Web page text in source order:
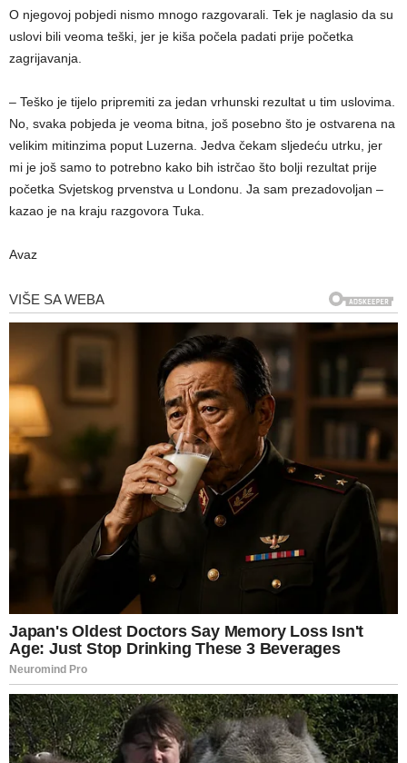
O njegovoj pobjedi nismo mnogo razgovarali. Tek je naglasio da su
uslovi bili veoma teški, jer je kiša počela padati prije početka
zagrijavanja.
– Teško je tijelo pripremiti za jedan vrhunski rezultat u tim uslovima.
No, svaka pobjeda je veoma bitna, još posebno što je ostvarena na
velikim mitinzima poput Luzerna. Jedva čekam sljedeću utrku, jer
mi je još samo to potrebno kako bih istrčao što bolji rezultat prije
početka Svjetskog prvenstva u Londonu. Ja sam prezadovoljan –
kazao je na kraju razgovora Tuka.
Avaz